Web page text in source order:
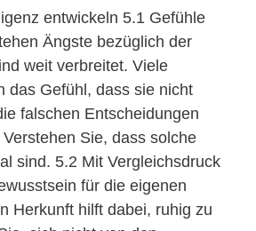
entwickeln 5.1 Gefühle
Ängste bezüglich der
weit verbreitet. Viele
das Gefühl, dass sie nicht
falschen Entscheidungen
Sie, dass solche
sind. 5.2 Mit Vergleichsdruck
für die eigenen
Herkunft hilft dabei, ruhig zu